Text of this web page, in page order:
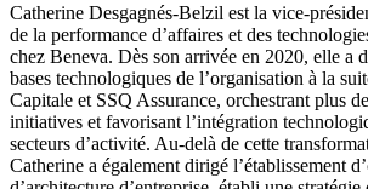
Catherine Desgagnés-Belzil est la vice-
de la performance d’affaires et des
chez Beneva. Dès son arrivée en 2020, elle a
bases technologiques de l’organisation à la
Capitale et SSQ Assurance, orchestrant plus
initiatives et favorisant l’intégration
secteurs d’activité. Au-delà de cette
Catherine a également dirigé l’établissement